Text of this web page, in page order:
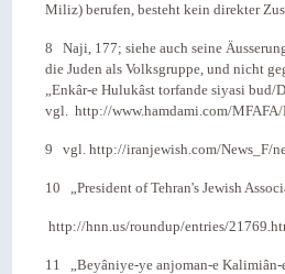
Miliz) berufen, besteht kein direkter
8 Naji, 177; siehe auch seine
die Juden als Volksgruppe, und nicht
„Enkâr-e Hulukâst torfande siyasi
vgl. http://www.hamdami.com/
9 vgl. http://iranjewish.com/News_F/
10 „President of Tehran's Jewish
http://hnn.us/roundup/entries/
11 „Beyâniye-ye anjoman-e Kalimiân-